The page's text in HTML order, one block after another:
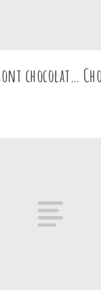
chocolat…